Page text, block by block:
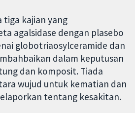
tiga kajian yang
agalsidase dengan plasebo
globotriaosylceramide dan
dalam keputusan
dan komposit. Tiada
wujud untuk kematian dan
tentang kesakitan.